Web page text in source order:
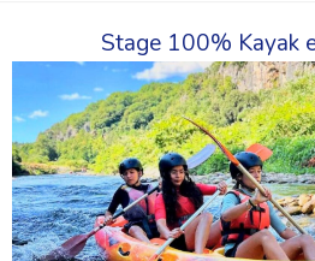
Stage 100% Kayak